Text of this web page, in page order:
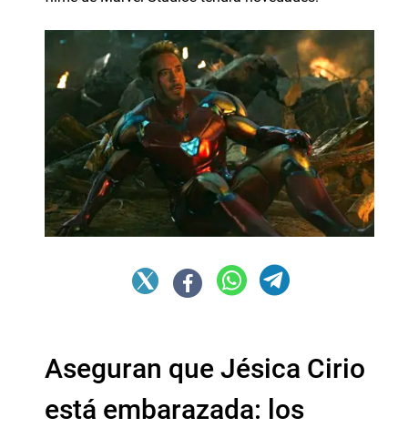
Aseguran que Jésica Cirio
está embarazada: los